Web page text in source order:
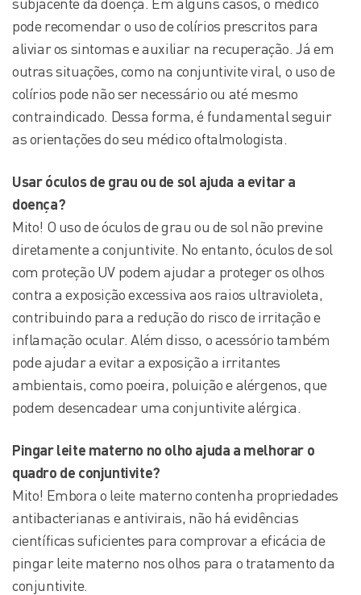
pode recomendar o uso de colírios prescritos para
aliviar os sintomas e auxiliar na recuperação. Já em
outras situações, como na conjuntivite viral, o uso de
colírios pode não ser necessário ou até mesmo
contraindicado. Dessa forma, é fundamental seguir
as orientações do seu médico oftalmologista.
Usar óculos de grau ou de sol ajuda a evitar a
doença?
Mito! O uso de óculos de grau ou de sol não previne
diretamente a conjuntivite. No entanto, óculos de sol
com proteção UV podem ajudar a proteger os olhos
contra a exposição excessiva aos raios ultravioleta,
contribuindo para a redução do risco de irritação e
inflamação ocular. Além disso, o acessório também
pode ajudar a evitar a exposição a irritantes
ambientais, como poeira, poluição e alérgenos, que
podem desencadear uma conjuntivite alérgica.
Pingar leite materno no olho ajuda a melhorar o
quadro de conjuntivite?
Mito! Embora o leite materno contenha propriedades
antibacterianas e antivirais, não há evidências
científicas suficientes para comprovar a eficácia de
pingar leite materno nos olhos para o tratamento da
conjuntivite.